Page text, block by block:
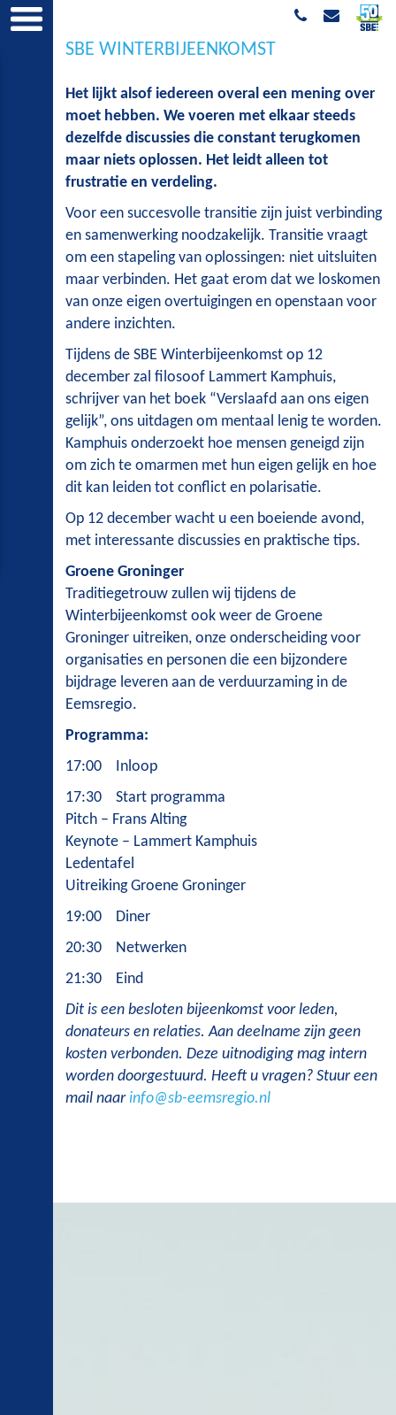
SBE WINTERBIJEENKOMST
Het lijkt alsof iedereen overal een mening over
moet hebben. We voeren met elkaar steeds
dezelfde discussies die constant terugkomen
maar niets oplossen. Het leidt alleen tot
frustratie en verdeling.
Voor een succesvolle transitie zijn juist verbinding
en samenwerking noodzakelijk. Transitie vraagt
om een stapeling van oplossingen: niet uitsluiten
maar verbinden. Het gaat erom dat we loskomen
van onze eigen overtuigingen en openstaan voor
andere inzichten.
Tijdens de SBE Winterbijeenkomst op 12
december zal filosoof Lammert Kamphuis,
schrijver van het boek “Verslaafd aan ons eigen
gelijk”, ons uitdagen om mentaal lenig te worden.
Kamphuis onderzoekt hoe mensen geneigd zijn
om zich te omarmen met hun eigen gelijk en hoe
dit kan leiden tot conflict en polarisatie.
Op 12 december wacht u een boeiende avond,
met interessante discussies en praktische tips.
Groene Groninger
Traditiegetrouw zullen wij tijdens de
Winterbijeenkomst ook weer de Groene
Groninger uitreiken, onze onderscheiding voor
organisaties en personen die een bijzondere
bijdrage leveren aan de verduurzaming in de
Eemsregio.
Programma:
17:00 Inloop
17:30 Start programma
Pitch – Frans Alting
Keynote – Lammert Kamphuis
Ledentafel
Uitreiking Groene Groninger
19:00 Diner
20:30 Netwerken
21:30 Eind
Dit is een besloten bijeenkomst voor leden,
donateurs en relaties. Aan deelname zijn geen
kosten verbonden. Deze uitnodiging mag intern
worden doorgestuurd. Heeft u vragen? Stuur een
mail naarinfo@sb-eemsregio.nl